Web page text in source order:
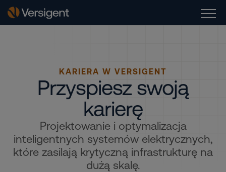
KARIERA W VERSIGENT
Przyspiesz swoją
karierę
Projektowanie i optymalizacja
inteligentnych systemów elektrycznych,
które zasilają krytyczną infrastrukturę na
dużą skalę.